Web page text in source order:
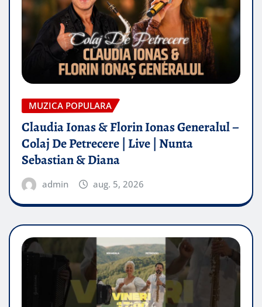
MUZICA POPULARA
Claudia Ionas & Florin Ionas Generalul –
Colaj De Petrecere | Live | Nunta
Sebastian & Diana
admin aug. 5, 2026